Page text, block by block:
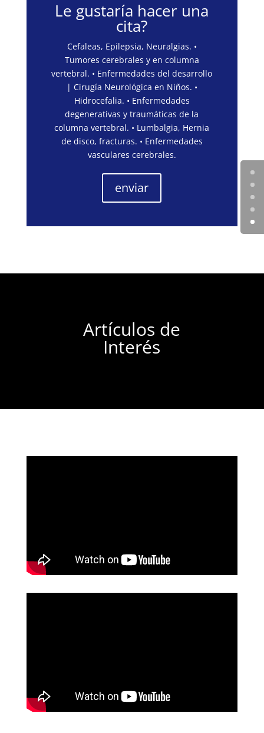
Le gustaría hacer una
cita?
Cefaleas, Epilepsia, Neuralgias. •
Tumores cerebrales y en columna
vertebral. • Enfermedades del desarrollo
| Cirugía Neurológica en Niños. •
Hidrocefalia. • Enfermedades
degenerativas y traumáticas de la
columna vertebral. • Lumbalgia, Hernia
de disco, fracturas. • Enfermedades
vasculares cerebrales.
enviar
Artículos de
Interés